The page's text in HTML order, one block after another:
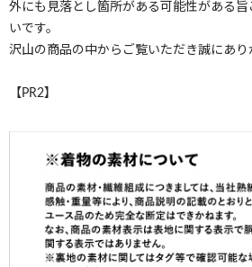
外にも見落とし箇所がある可能性がある
いです。
沢山の商品の中からご覧いただき誠にあり
【PR2】